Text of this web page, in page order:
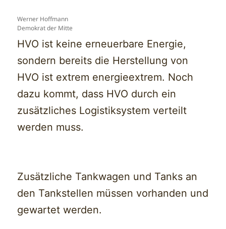
Werner Hoffmann
Demokrat der Mitte
HVO ist keine erneuerbare Energie,
sondern bereits die Herstellung von
HVO ist extrem energieextrem. Noch
dazu kommt, dass HVO durch ein
zusätzliches Logistiksystem verteilt
werden muss.
Zusätzliche Tankwagen und Tanks an
den Tankstellen müssen vorhanden und
gewartet werden.